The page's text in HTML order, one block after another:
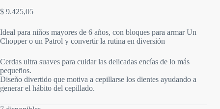
$ 9.425,05
Ideal para niños mayores de 6 años, con bloques para armar Un
Chopper o un Patrol y convertir la rutina en diversión
Cerdas ultra suaves para cuidar las delicadas encías de lo más
pequeños.
Diseño divertido que motiva a cepillarse los dientes ayudando a
generar el hábito del cepillado.